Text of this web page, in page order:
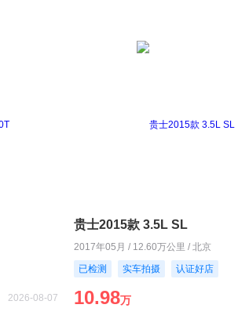
2026-08-07
贵士2015款 3.5L SL
2017年05月 / 12.60万公里 / 北京
已检测
实车拍摄 认证好店
10.98万